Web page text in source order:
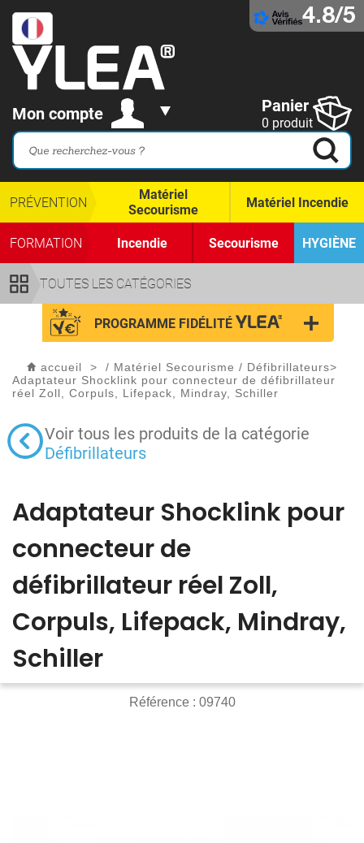
4.8/5
Mon compte Panier
0 produit
TOUTES LES CATÉGORIES
PRÉVENTION
Matériel
Secourisme
Matériel Incendie
FORMATION Incendie Secourisme HYGIÈNE
PROGRAMME FIDÉLITÉ
accueil > / Matériel Secourisme / Défibrillateurs>
Adaptateur Shocklink pour connecteur de défibrillateur
réel Zoll, Corpuls, Lifepack, Mindray, Schiller
Voir tous les produits de la catégorie
Défibrillateurs
Adaptateur Shocklink pour
connecteur de
défibrillateur réel Zoll,
Corpuls, Lifepack, Mindray,
Schiller
Référence : 09740